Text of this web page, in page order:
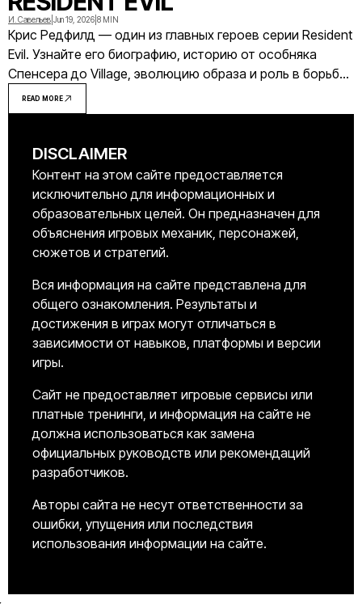
И. Савельев Jun 19, 2026 8 MIN
Крис Редфилд — один из главных героев серии Resident
Evil. Узнайте его биографию, историю от особняка
Спенсера до Village, эволюцию образа и роль в борьбе
с биоугрозами.
READ MORE
DISCLAIMER
Контент на этом сайте предоставляется
исключительно для информационных и
образовательных целей. Он предназначен для
объяснения игровых механик, персонажей,
сюжетов и стратегий.
Вся информация на сайте представлена для
общего ознакомления. Результаты и
достижения в играх могут отличаться в
зависимости от навыков, платформы и версии
игры.
Сайт не предоставляет игровые сервисы или
платные тренинги, и информация на сайте не
должна использоваться как замена
официальных руководств или рекомендаций
разработчиков.
Авторы сайта не несут ответственности за
ошибки, упущения или последствия
использования информации на сайте.